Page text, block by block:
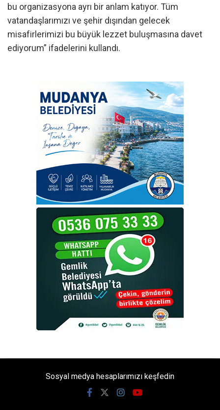
bu organizasyona ayrı bir anlam katıyor. Tüm
vatandaşlarımızı ve şehir dışından gelecek
misafirlerimizi bu büyük lezzet buluşmasına davet
ediyorum” ifadelerini kullandı.
Sosyal medya hesaplarımızı keşfedin